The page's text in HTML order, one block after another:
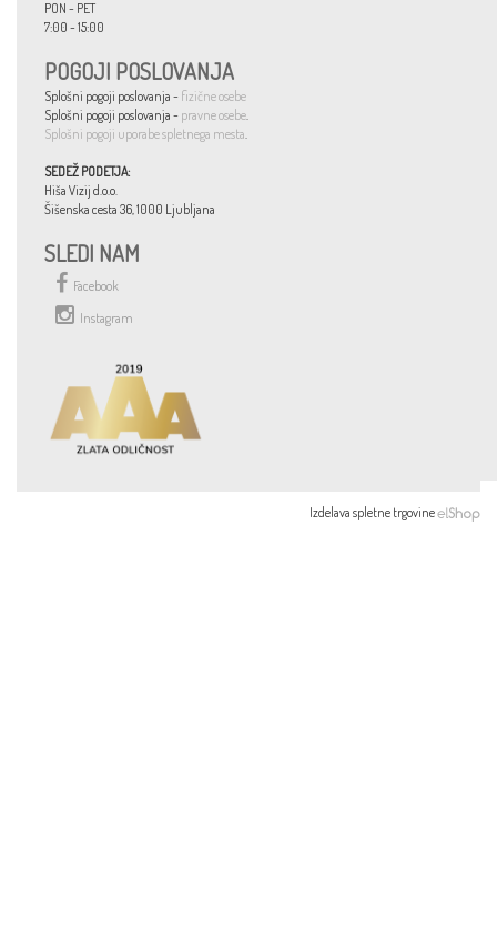
PON - PET
7:00 - 15:00
POGOJI POSLOVANJA
Splošni pogoji poslovanja - fizične osebe
Splošni pogoji poslovanja - pravne osebe.
Splošni pogoji uporabe spletnega mesta.
SEDEŽ PODETJA:
Hiša Vizij d.o.o.
Šišenska cesta 36, 1000 Ljubljana
SLEDI NAM
Facebook
Instagram
Izdelava spletne trgovine